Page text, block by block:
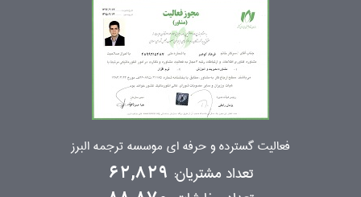
فعالیت گسترده و حرفه ای موسسه ترجمه البرز
تعداد مشتریان: 62,829